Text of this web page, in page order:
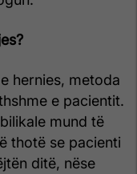
hernies, metoda
e pacientit.
mund të
thotë se pacienti
ditë, nëse